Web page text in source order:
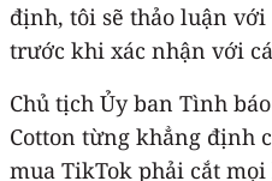
định, tôi sẽ thảo luận với
trước khi xác nhận với
Chủ tịch Ủy ban Tình
Cotton từng khẳng định
mua TikTok phải cắt